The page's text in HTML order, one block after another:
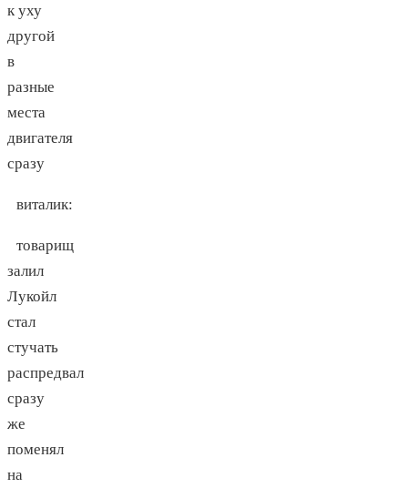
к уху
другой
в
разные
места
двигателя
сразу
виталик:
товарищ
залил
Лукойл
стал
стучать
распредвал
сразу
же
поменял
на